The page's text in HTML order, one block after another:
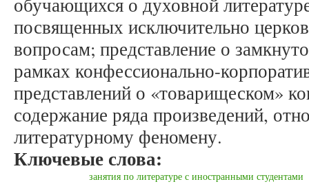
обучающихся о духовной
посвященных исключительно
вопросам; представление о
рамках конфессионально-
представлений о «товарищеском»
содержание ряда произведений,
литературному феномену.
Ключевые слова:
занятия по литературе с иностранными студентами